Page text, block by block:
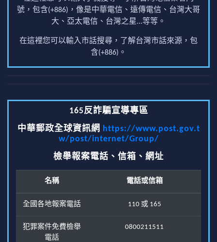
號，包含(+886)，像是中華電信、遠傳電信、台灣大哥
大、亞太電信、台灣之星...等等。
在這裡您可以輸入市話搜尋，了解台灣市話來源，包
含(+886)。
165反詐騙宣導專區
中華郵政全球資訊網 https://www.post.gov.t
w/post/internet/Group/
檢舉報案電話、信箱、網址
名稱 電話或信箱
全國各地報案電話 110 或 165
犯罪案件免費檢舉
電話
0800211511